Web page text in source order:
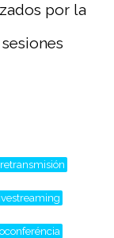
por la
retransmisión